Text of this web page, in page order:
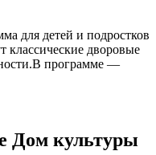
для детей и подростков
классические дворовые
программе —
Дом культуры